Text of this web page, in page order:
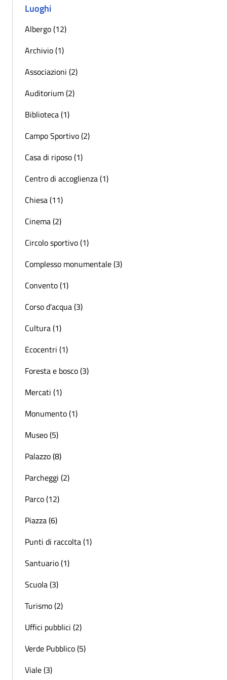
Luoghi
Albergo (12)
Archivio (1)
Associazioni (2)
Auditorium (2)
Biblioteca (1)
Campo Sportivo (2)
Casa di riposo (1)
Centro di accoglienza (1)
Chiesa (11)
Cinema (2)
Circolo sportivo (1)
Complesso monumentale (3)
Convento (1)
Corso d'acqua (3)
Cultura (1)
Ecocentri (1)
Foresta e bosco (3)
Mercati (1)
Monumento (1)
Museo (5)
Palazzo (8)
Parcheggi (2)
Parco (12)
Piazza (6)
Punti di raccolta (1)
Santuario (1)
Scuola (3)
Turismo (2)
Uffici pubblici (2)
Verde Pubblico (5)
Viale (3)